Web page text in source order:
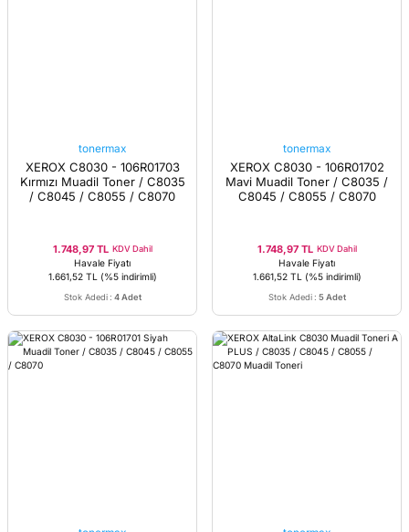
tonermax
XEROX C8030 - 106R01703
Kırmızı Muadil Toner / C8035
/ C8045 / C8055 / C8070
1.748,97 TL KDV Dahil
Havale Fiyatı
1.661,52 TL
(%5 indirimli)
Stok Adedi : 4 Adet
tonermax
XEROX C8030 - 106R01702
Mavi Muadil Toner / C8035 /
C8045 / C8055 / C8070
1.748,97 TL KDV Dahil
Havale Fiyatı
1.661,52 TL
(%5 indirimli)
Stok Adedi : 5 Adet